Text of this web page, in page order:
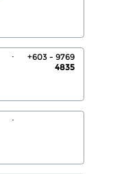
.
+603 - 9769
4835
.